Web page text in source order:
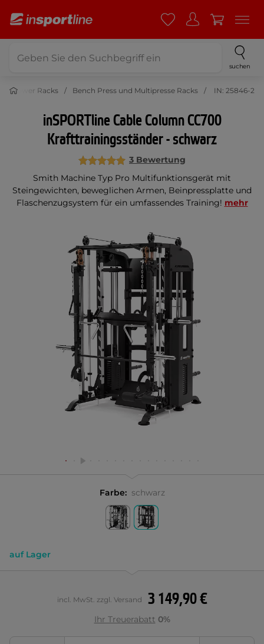
suchen
Power Racks Bench Press und Multipresse Racks IN: 25846-2
inSPORTline Cable Column CC700
Krafttrainingsständer - schwarz
3 Bewertung
Smith Machine Typ Pro Multifunktionsgerät mit
Steingewichten, beweglichen Armen, Beinpressplatte und
Flaschenzugsystem für ein umfassendes Training! mehr
Farbe: schwarz
auf Lager
3 149,90 €
incl. MwSt. zzgl. Versand
Ihr Treuerabatt 0%